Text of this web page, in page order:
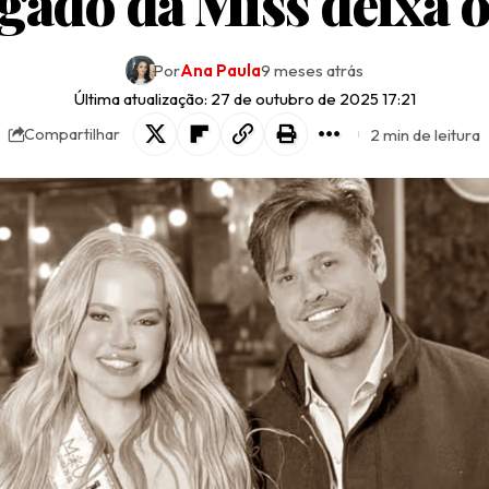
Última atualização: 27 de outubro de 2025 17:21
PorAna Paula9 meses atrás
Compartilhar 2 min de leitura